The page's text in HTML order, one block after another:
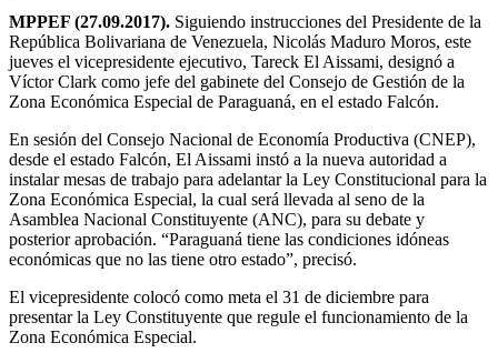
MPPEF (27.09.2017). Siguiendo instrucciones del Presidente de la
República Bolivariana de Venezuela, Nicolás Maduro Moros, este
jueves el vicepresidente ejecutivo, Tareck El Aissami, designó a
Víctor Clark como jefe del gabinete del Consejo de Gestión de la
Zona Económica Especial de Paraguaná, en el estado Falcón.
En sesión del Consejo Nacional de Economía Productiva (CNEP),
desde el estado Falcón, El Aissami instó a la nueva autoridad a
instalar mesas de trabajo para adelantar la Ley Constitucional para la
Zona Económica Especial, la cual será llevada al seno de la
Asamblea Nacional Constituyente (ANC), para su debate y
posterior aprobación. “Paraguaná tiene las condiciones idóneas
económicas que no las tiene otro estado”, precisó.
El vicepresidente colocó como meta el 31 de diciembre para
presentar la Ley Constituyente que regule el funcionamiento de la
Zona Económica Especial.